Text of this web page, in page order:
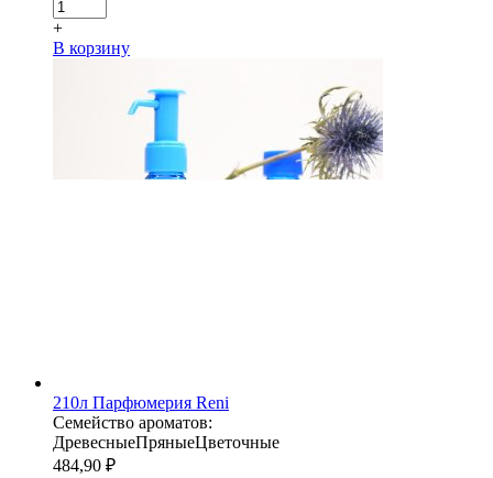
+
В корзину
210л Парфюмерия Reni
Семейство ароматов:
ДревесныеПряныеЦветочные
484,90 ₽